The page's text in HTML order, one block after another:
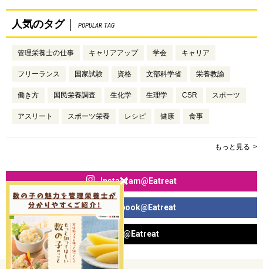
人気のタグ POPULAR TAG
管理栄養士の仕事 キャリアアップ 学会 キャリア
フリーランス 国家試験 資格 文部科学省 栄養教諭
働き方 国民栄養調査 生化学 生理学 CSR スポーツ
アスリート スポーツ栄養 レシピ 健康 食事
もっと見る
Instagram@Eatreat
Facebook@Eatreat
X@Eatreat